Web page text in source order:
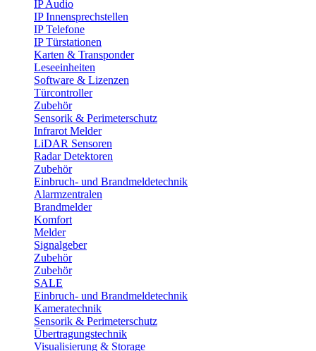
IP Audio
IP Innensprechstellen
IP Telefone
IP Türstationen
Karten & Transponder
Leseeinheiten
Software & Lizenzen
Türcontroller
Zubehör
Sensorik & Perimeterschutz
Infrarot Melder
LiDAR Sensoren
Radar Detektoren
Zubehör
Einbruch- und Brandmeldetechnik
Alarmzentralen
Brandmelder
Komfort
Melder
Signalgeber
Zubehör
Zubehör
SALE
Einbruch- und Brandmeldetechnik
Kameratechnik
Sensorik & Perimeterschutz
Übertragungstechnik
Visualisierung & Storage